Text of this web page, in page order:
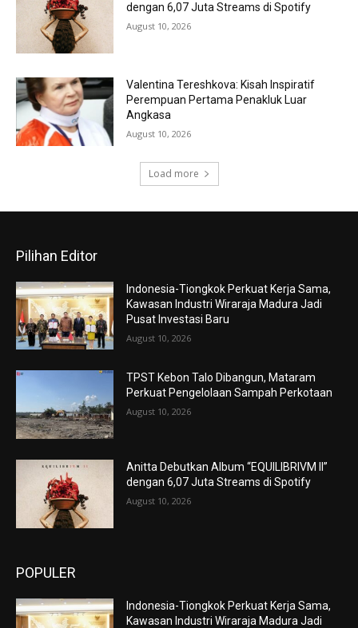
dengan 6,07 Juta Streams di Spotify
August 10, 2026
Valentina Tereshkova: Kisah Inspiratif
Perempuan Pertama Penakluk Luar
Angkasa
August 10, 2026
Load more
Pilihan Editor
Indonesia-Tiongkok Perkuat Kerja Sama,
Kawasan Industri Wiraraja Madura Jadi
Pusat Investasi Baru
August 10, 2026
TPST Kebon Talo Dibangun, Mataram
Perkuat Pengelolaan Sampah Perkotaan
August 10, 2026
Anitta Debutkan Album “EQUILIBRIVM II”
dengan 6,07 Juta Streams di Spotify
August 10, 2026
POPULER
Indonesia-Tiongkok Perkuat Kerja Sama,
Kawasan Industri Wiraraja Madura Jadi